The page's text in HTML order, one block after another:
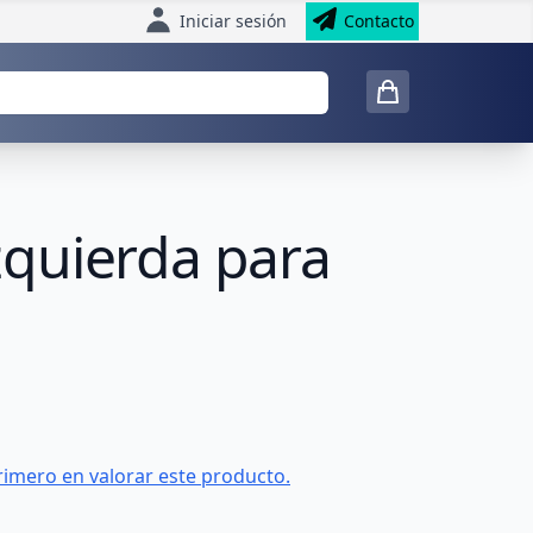
Iniciar sesión Contacto
para
en valorar este producto.